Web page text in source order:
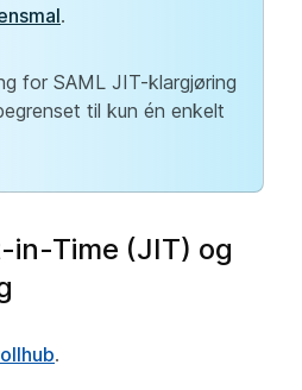
.
for SAML JIT-klargjøring
til kun én enkelt
Time (JIT) og
.